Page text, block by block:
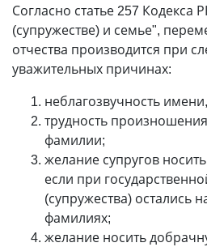
Согласно статье 257 Кодекса
(супружестве) и семье",
отчества производится при
уважительных причинах:
неблагозвучность
трудность
фамилии;
желание супругов
если при
(супружества) остались
фамилиях;
желание носить